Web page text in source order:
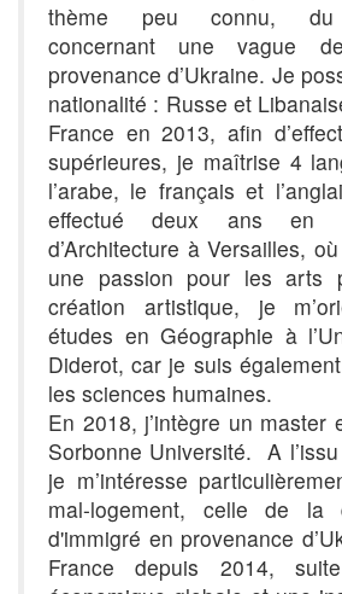
thème peu connu, du
concernant une vague
provenance d’Ukraine. Je
nationalité : Russe et
France en 2013, afin
supérieures, je maîtrise 4
l’arabe, le français et
effectué deux ans en
d’Architecture à Versailles,
une passion pour les arts
création artistique, je
études en Géographie à
Diderot, car je suis
les sciences humaines.
En 2018, j’intègre un master
Sorbonne Université. A
je m’intéresse
mal-logement, celle de la
d'immigré en provenance
France depuis 2014,